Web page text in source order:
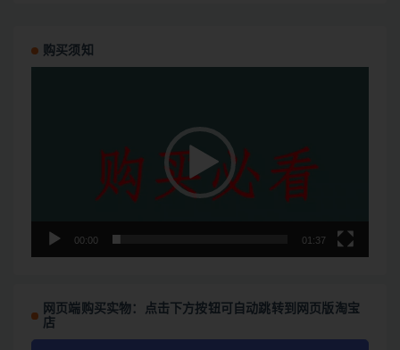
购买须知
00:00 01:37
网页端购买实物：点击下方按钮可自动跳转到网页版淘宝
店